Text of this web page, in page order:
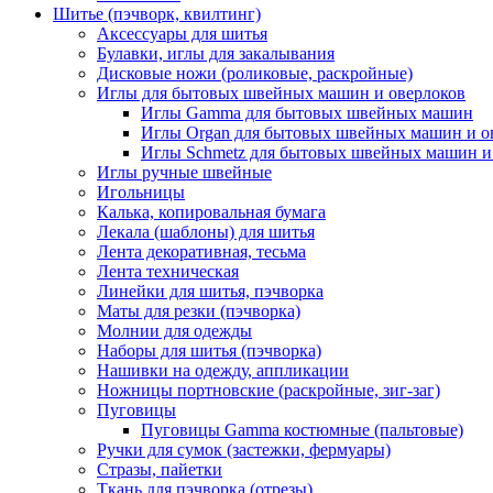
Шитье (пэчворк, квилтинг)
Аксессуары для шитья
Булавки, иглы для закалывания
Дисковые ножи (роликовые, раскройные)
Иглы для бытовых швейных машин и оверлоков
Иглы Gamma для бытовых швейных машин
Иглы Organ для бытовых швейных машин и
Иглы Schmetz для бытовых швейных машин и
Иглы ручные швейные
Игольницы
Калька, копировальная бумага
Лекала (шаблоны) для шитья
Лента декоративная, тесьма
Лента техническая
Линейки для шитья, пэчворка
Маты для резки (пэчворка)
Молнии для одежды
Наборы для шитья (пэчворка)
Нашивки на одежду, аппликации
Ножницы портновские (раскройные, зиг-заг)
Пуговицы
Пуговицы Gamma костюмные (пальтовые)
Ручки для сумок (застежки, фермуары)
Стразы, пайетки
Ткань для пэчворка (отрезы)